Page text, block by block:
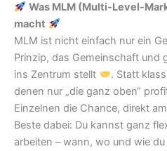
Was MLM (Multi-Level-
macht
MLM ist nicht einfach nur ein
Prinzip, das Gemeinschaft und
ins Zentrum stellt
. Statt
denen nur „die ganz oben“
Einzelnen die Chance, direkt
Beste dabei: Du kannst ganz
arbeiten – wann, wo und wie